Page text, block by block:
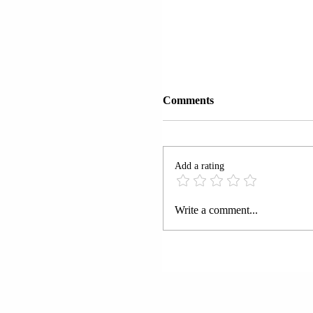
TAJLANDA NISI
Comments
Add a rating
Write a comment...